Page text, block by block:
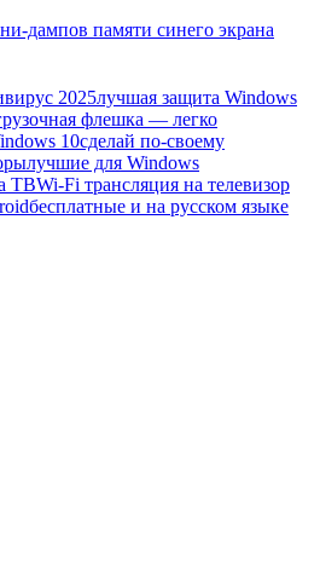
дампов памяти синего экрана
2025лучшая защита Windows
флешка — легко
10сделай по-своему
лучшие для Windows
ТВWi-Fi трансляция на телевизор
бесплатные и на русском языке